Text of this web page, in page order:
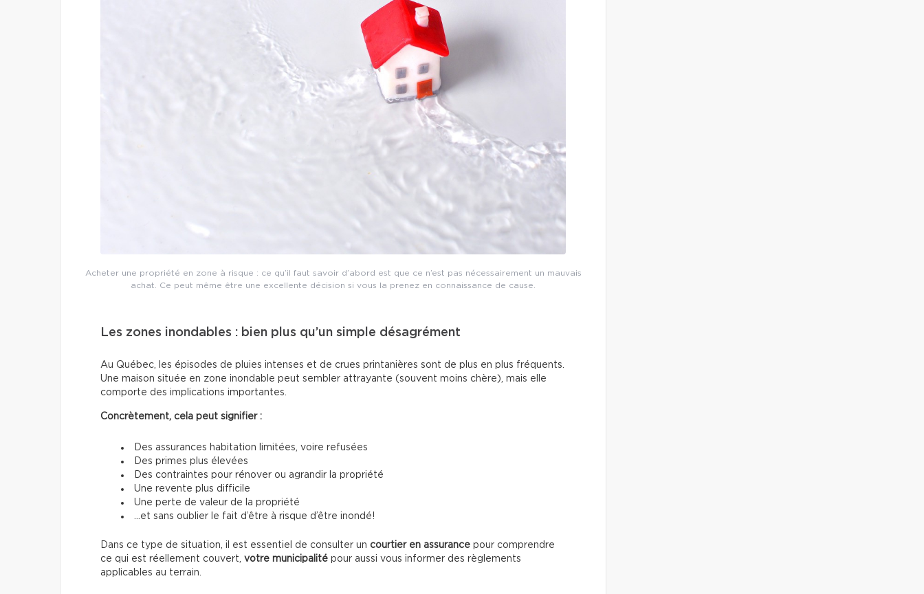
Acheter une propriété en zone à risque : ce qu’il faut savoir d’abord est que ce n’est pas nécessairement un mauvais
achat. Ce peut même être une excellente décision si vous la prenez en connaissance de cause.
Les zones inondables : bien plus qu’un simple désagrément
Au Québec, les épisodes de pluies intenses et de crues printanières sont de plus en plus fréquents.
Une maison située en zone inondable peut sembler attrayante (souvent moins chère), mais elle
comporte des implications importantes.
Concrètement, cela peut signifier :
Des assurances habitation limitées, voire refusées
Des primes plus élevées
Des contraintes pour rénover ou agrandir la propriété
Une revente plus difficile
Une perte de valeur de la propriété
…et sans oublier le fait d’être à risque d’être inondé!
Dans ce type de situation, il est essentiel de consulter un courtier en assurance pour comprendre
ce qui est réellement couvert, votre municipalité pour aussi vous informer des règlements
applicables au terrain.